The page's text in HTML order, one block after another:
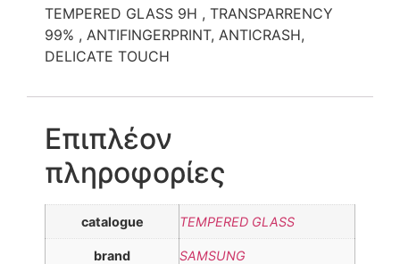
TEMPERED GLASS 9H , TRANSPARRENCY
99% , ANTIFINGERPRINT, ANTICRASH,
DELICATE TOUCH
Επιπλέον
πληροφορίες
catalogue TEMPERED GLASS
brand SAMSUNG